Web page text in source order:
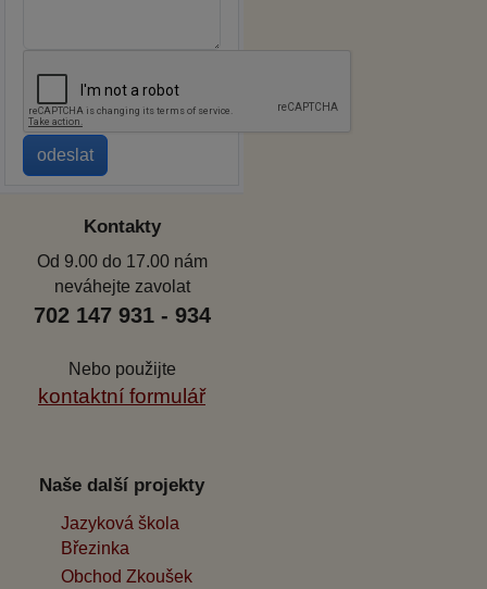
Kontakty
Od 9.00 do 17.00 nám
neváhejte zavolat
702 147 931 - 934
Nebo použijte
kontaktní formulář
Naše další projekty
Jazyková škola
Březinka
Obchod Zkoušek